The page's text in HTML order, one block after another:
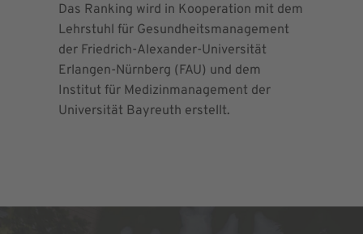
Das Ranking wird in Kooperation mit dem
Lehrstuhl für Gesundheitsmanagement
der Friedrich-Alexander-Universität
Erlangen-Nürnberg (FAU) und dem
Institut für Medizinmanagement der
Universität Bayreuth erstellt.